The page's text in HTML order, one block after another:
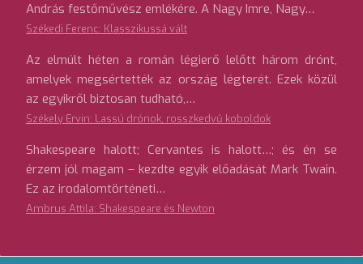
András festőművész emlékére. A Nagy Imre, Nagy…
Székedi Ferenc: Klasszikussá vált
Az elmúlt héten a román légierő lelőtt három drónt,
amelyek megsértették az ország légterét. Ezek közül
az egyikről biztosan tudható,…
Székely Ervin: Lassú drónok, rosszkedvű koboldok
Shakespeare halott; Cervantes is halott…; és én se
érzem jól magam – kezdte egyik előadását Mark Twain.
Ez az irodalomtörténeti…
Ambrus Attila: Shakespeare és Newton